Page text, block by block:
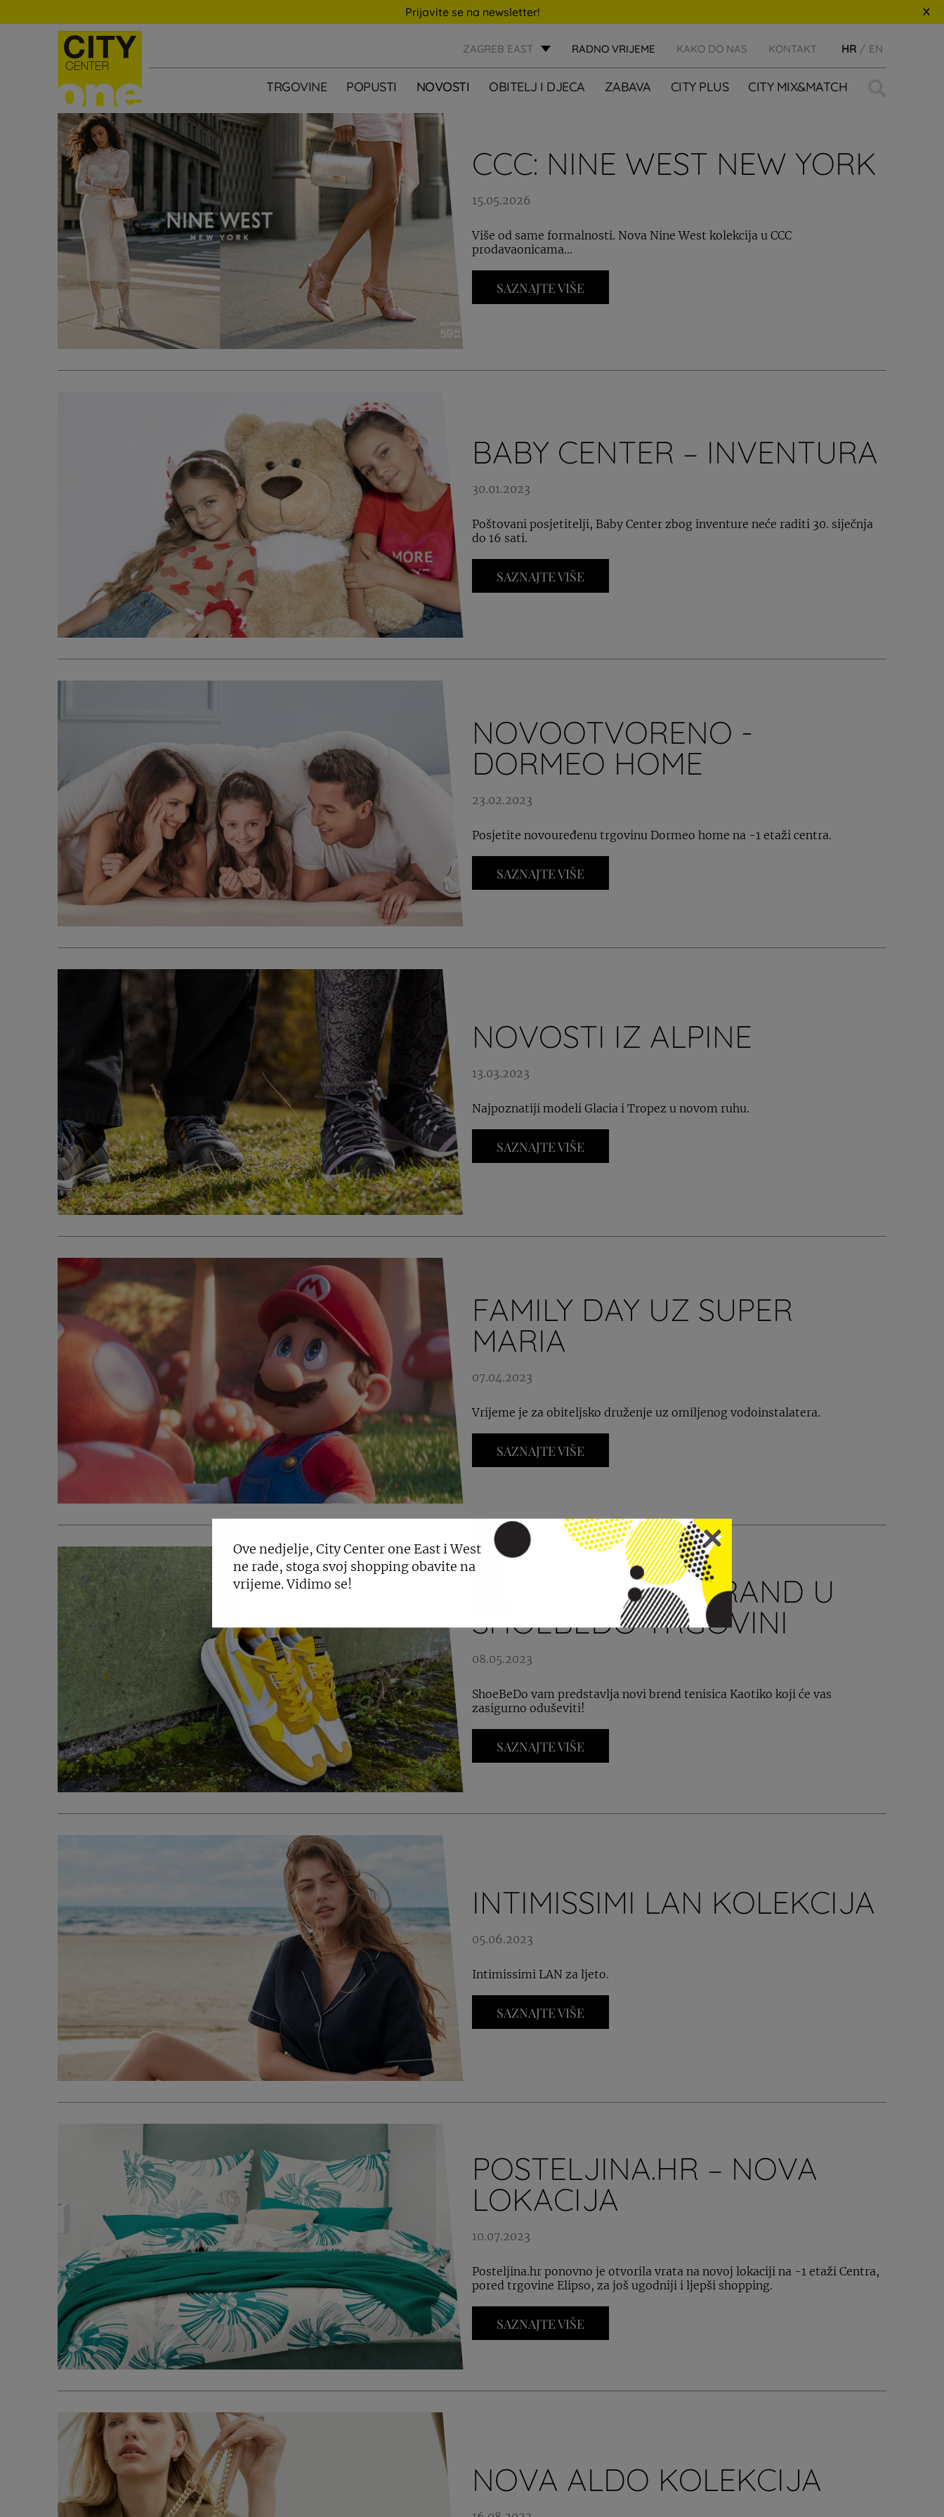
Prijavite se na newsletter!
ZAGREB EAST RADNO VRIJEME KAKO DO NAS KONTAKT HR EN
TRGOVINE POPUSTI NOVOSTI OBITELJ I DJECA ZABAVA CITY PLUS CITY MIX&MATCH
CCC: NINE WEST NEW YORK
15.05.2026
Više od same formalnosti. Nova Nine West kolekcija u CCC
prodavaonicama...
SAZNAJTE VIŠE
BABY CENTER – INVENTURA
30.01.2023
Poštovani posjetitelji, Baby Center zbog inventure neće raditi 30. siječnja
do 16 sati.
SAZNAJTE VIŠE
NOVOOTVORENO -
DORMEO HOME
23.02.2023
Posjetite novouređenu trgovinu Dormeo home na -1 etaži centra.
SAZNAJTE VIŠE
NOVOSTI IZ ALPINE
13.03.2023
Najpoznatiji modeli Glacia i Tropez u novom ruhu.
SAZNAJTE VIŠE
FAMILY DAY UZ SUPER
MARIA
07.04.2023
Vrijeme je za obiteljsko druženje uz omiljenog vodoinstalatera.
SAZNAJTE VIŠE
KAOTIKO NOVI BRAND U
SHOEBEDO TRGOVINI
08.05.2023
ShoeBeDo vam predstavlja novi brend tenisica Kaotiko koji će vas
zasigurno oduševiti!
SAZNAJTE VIŠE
INTIMISSIMI LAN KOLEKCIJA
05.06.2023
Intimissimi LAN za ljeto.
SAZNAJTE VIŠE
POSTELJINA.HR – NOVA
LOKACIJA
10.07.2023
Posteljina.hr ponovno je otvorila vrata na novoj lokaciji na -1 etaži Centra,
pored trgovine Elipso, za još ugodniji i ljepši shopping.
SAZNAJTE VIŠE
NOVA ALDO KOLEKCIJA
Ove nedjelje, City Center one East i West
ne rade, stoga svoj shopping obavite na
vrijeme. Vidimo se!